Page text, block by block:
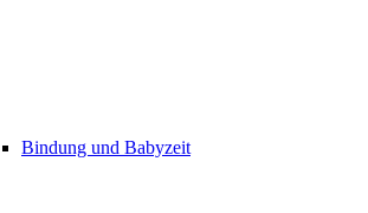
Bindung und Babyzeit